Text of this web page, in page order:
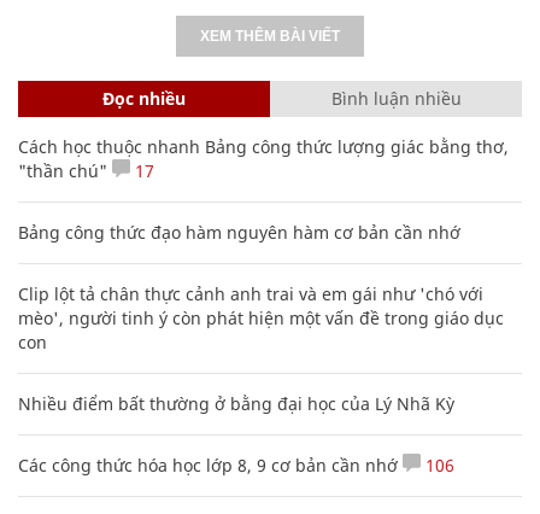
XEM THÊM BÀI VIẾT
Đọc nhiều Bình luận nhiều
Cách học thuộc nhanh Bảng công thức lượng giác bằng thơ,
"thần chú"
17
Bảng công thức đạo hàm nguyên hàm cơ bản cần nhớ
Clip lột tả chân thực cảnh anh trai và em gái như 'chó với
mèo', người tinh ý còn phát hiện một vấn đề trong giáo dục
con
Nhiều điểm bất thường ở bằng đại học của Lý Nhã Kỳ
Các công thức hóa học lớp 8, 9 cơ bản cần nhớ 106